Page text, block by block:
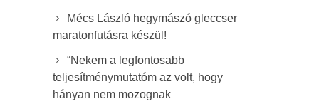
Mécs László hegymászó gleccser
maratonfutásra készül!
“Nekem a legfontosabb
teljesítménymutatóm az volt, hogy
hányan nem mozognak